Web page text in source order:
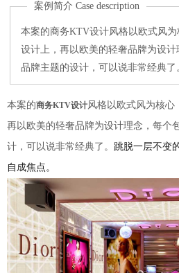
案例简介 Case description
本案的商务KTV设计风格以欧式风
设计上，再以欧美的轻奢品牌为设
品牌主题的设计，可以说非常经典了
本案的商务KTV设计风格以欧式风为核心
再以欧美的轻奢品牌为设计理念，每个
计，可以说非常经典了。 跳脱一层不变
自成焦点。